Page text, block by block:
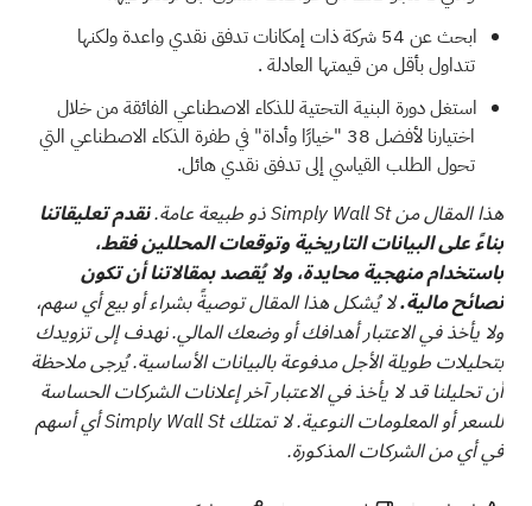
ابحث عن
54 شركة ذات إمكانات تدفق نقدي واعدة ولكنها
تتداول بأقل من قيمتها العادلة.
استغل دورة البنية التحتية للذكاء الاصطناعي الفائقة من خلال
اختيارنا لأفضل 38 "خيارًا وأداة" في طفرة الذكاء الاصطناعي
التي
تحول الطلب القياسي إلى تدفق نقدي هائل.
هذا المقال من Simply Wall St ذو طبيعة عامة.
نقدم تعليقاتنا
بناءً على البيانات التاريخية وتوقعات المحللين فقط،
باستخدام منهجية محايدة، ولا يُقصد بمقالاتنا أن تكون
نصائح مالية.لا يُشكل هذا المقال توصيةً بشراء أو بيع أي سهم،
ولا يأخذ في الاعتبار أهدافك أو وضعك المالي. نهدف إلى تزويدك
بتحليلات طويلة الأجل مدفوعة بالبيانات الأساسية. يُرجى ملاحظة
أن تحليلنا قد لا يأخذ في الاعتبار آخر إعلانات الشركات الحساسة
للسعر أو المعلومات النوعية. لا تمتلك Simply Wall St أي أسهم
في أي من الشركات المذكورة.